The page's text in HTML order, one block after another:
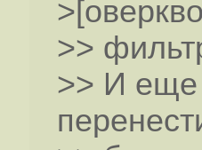
>>
>> И еще